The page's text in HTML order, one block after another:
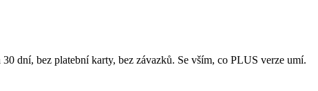
dní, bez platební karty, bez závazků. Se vším, co PLUS verze umí.